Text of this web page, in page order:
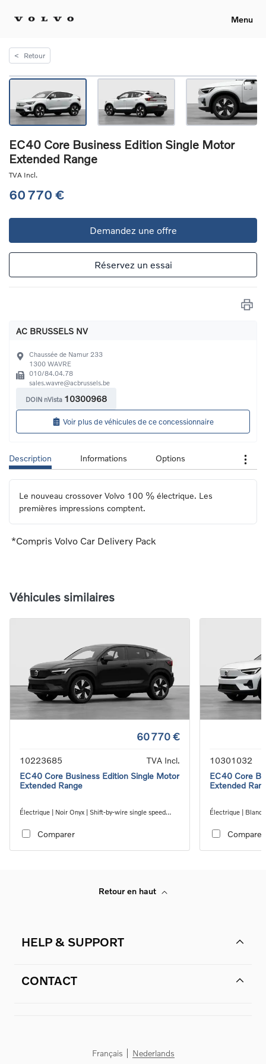
Menu
< Retour
EC40 Core Business Edition Single Motor
Extended Range
TVA Incl.
60 770 €
Demandez une offre
Réservez un essai
AC BRUSSELS NV
Chaussée de Namur 233
1300 WAVRE
010/84.04.78
sales.wavre@acbrussels.be
DOIN nVista 10300968
Voir plus de véhicules de ce concessionnaire
Description Informations Options
Le nouveau crossover Volvo 100 % électrique. Les
premières impressions comptent.
*Compris Volvo Car Delivery Pack
Véhicules similaires
60 770 €
10223685
TVA Incl.
EC40 Core Business Edition Single Motor
Extended Range
Électrique | Noir Onyx | Shift-by-wire single speed
Comparer
10301032
EC40 Core
Extended
Électrique | Blanc
Comparer
Retour en haut
HELP & SUPPORT
CONTACT
Français Nederlands